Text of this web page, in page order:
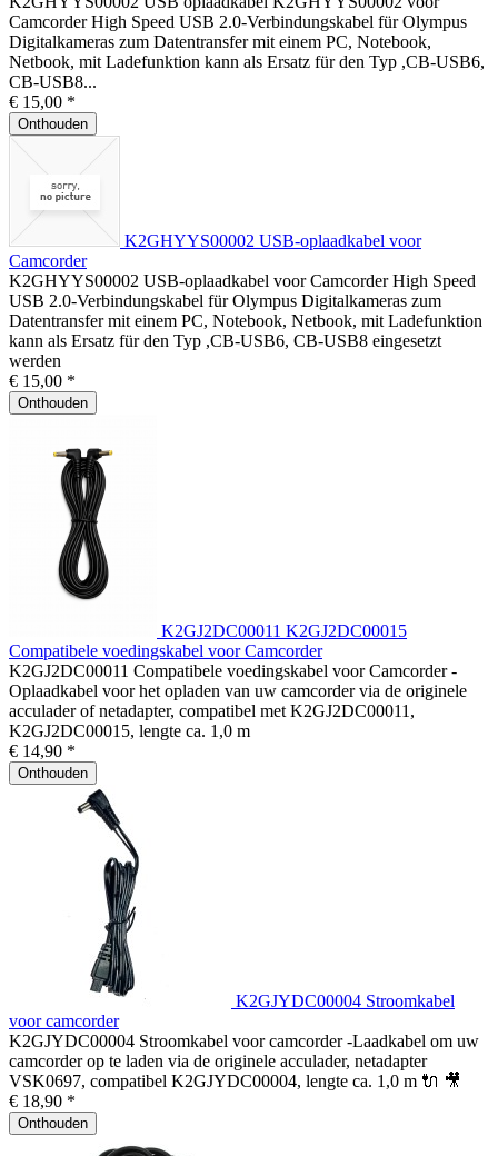
Camcorder High Speed USB 2.0-Verbindungskabel für Olympus
Digitalkameras zum Datentransfer mit einem PC, Notebook,
Netbook, mit Ladefunktion kann als Ersatz für den Typ ,CB-USB6,
CB-USB8...
€ 15,00 *
Onthouden
K2GHYYS00002 USB-oplaadkabel voor
Camcorder
K2GHYYS00002 USB-oplaadkabel voor Camcorder High Speed
USB 2.0-Verbindungskabel für Olympus Digitalkameras zum
Datentransfer mit einem PC, Notebook, Netbook, mit Ladefunktion
kann als Ersatz für den Typ ,CB-USB6, CB-USB8 eingesetzt
werden
€ 15,00 *
Onthouden
K2GJ2DC00011 K2GJ2DC00015
Compatibele voedingskabel voor Camcorder
K2GJ2DC00011 Compatibele voedingskabel voor Camcorder -
Oplaadkabel voor het opladen van uw camcorder via de originele
acculader of netadapter, compatibel met K2GJ2DC00011,
K2GJ2DC00015, lengte ca. 1,0 m
€ 14,90 *
Onthouden
K2GJYDC00004 Stroomkabel
voor camcorder
K2GJYDC00004 Stroomkabel voor camcorder -Laadkabel om uw
camcorder op te laden via de originele acculader, netadapter
VSK0697, compatibel K2GJYDC00004, lengte ca. 1,0 m 🔌 🎥
€ 18,90 *
Onthouden